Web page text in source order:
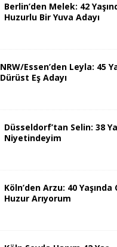
Berlin’den Melek: 42
Huzurlu Bir Yuva Adayı
NRW/Essen’den Leyla: 45
Dürüst Eş Adayı
Düsseldorf’tan Selin: 38
Niyetindeyim
Köln’den Arzu: 40
Huzur Arıyorum